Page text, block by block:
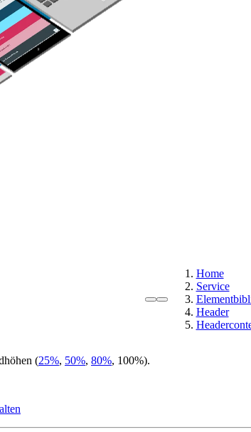
Home
Service
Header
(25%, 50%, 80%, 100%).